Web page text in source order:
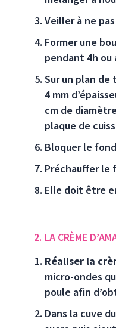
Veiller à ne
Former une
pendant 4h ou
Sur un plan de
4 mm
cm de
plaque de
Bloquer le
Préchauffer le
Elle doit être
2. LA CRÈME
Réaliser la
micro-ondes
poule afin
Dans la cuve